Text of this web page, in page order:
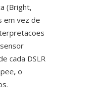
(Bright,
em vez de
cada DSLR
o